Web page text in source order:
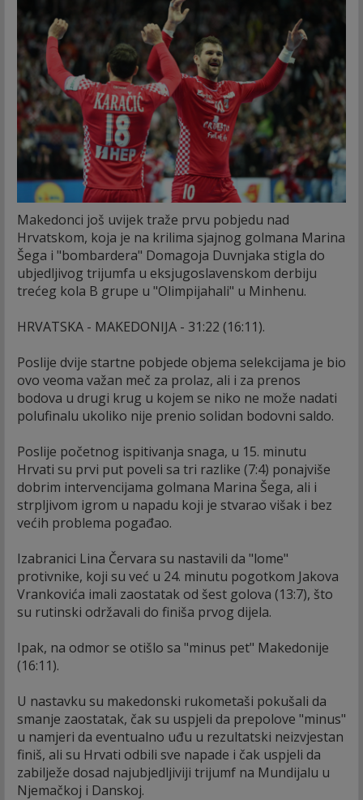
Makedonci još uvijek traže prvu pobjedu nad
Hrvatskom, koja je na krilima sjajnog golmana Marina
Šega i "bombardera" Domagoja Duvnjaka stigla do
ubjedljivog trijumfa u eksjugoslavenskom derbiju
trećeg kola B grupe u "Olimpijahali" u Minhenu.
HRVATSKA - MAKEDONIJA - 31:22 (16:11).
Poslije dvije startne pobjede objema selekcijama je bio
ovo veoma važan meč za prolaz, ali i za prenos
bodova u drugi krug u kojem se niko ne može nadati
polufinalu ukoliko nije prenio solidan bodovni saldo.
Poslije početnog ispitivanja snaga, u 15. minutu
Hrvati su prvi put poveli sa tri razlike (7:4) ponajviše
dobrim intervencijama golmana Marina Šega, ali i
strpljivom igrom u napadu koji je stvarao višak i bez
većih problema pogađao.
Izabranici Lina Červara su nastavili da "lome"
protivnike, koji su već u 24. minutu pogotkom Jakova
Vrankovića imali zaostatak od šest golova (13:7), što
su rutinski održavali do finiša prvog dijela.
Ipak, na odmor se otišlo sa "minus pet" Makedonije
(16:11).
U nastavku su makedonski rukometaši pokušali da
smanje zaostatak, čak su uspjeli da prepolove "minus"
u namjeri da eventualno uđu u rezultatski neizvjestan
finiš, ali su Hrvati odbili sve napade i čak uspjeli da
zabilježe dosad najubjedljiviji trijumf na Mundijalu u
Njemačkoj i Danskoj.